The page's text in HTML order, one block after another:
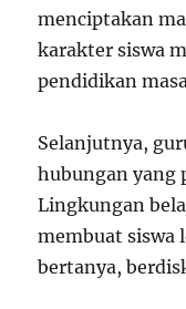
menciptakan
karakter siswa
pendidikan
Selanjutnya,
hubungan yang
Lingkungan
membuat siswa
bertanya,